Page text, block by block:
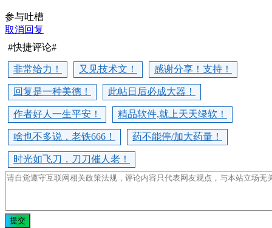
参与吐槽
取消回复
#快捷评论#
非常给力！ 又见技术文！ 感谢分享！支持！
回复是一种美德！ 此帖日后必成大器！
作者好人一生平安！ 精品软件,就上天天绿软！
啥也不多说，老铁666！ 药不能停/加大药量！
时光如飞刀，刀刀催人老！
提交